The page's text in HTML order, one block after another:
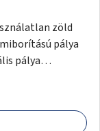
zöld
pálya
pálya